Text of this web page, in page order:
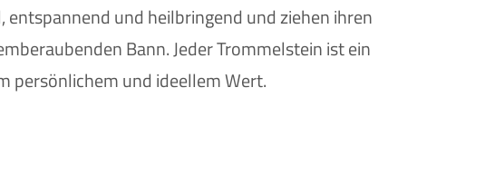
entspannend und heilbringend und ziehen ihren
Bann. Jeder Trommelstein ist ein
persönlichem und ideellem Wert.